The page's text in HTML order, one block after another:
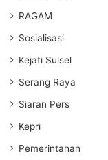
RAGAM
Sosialisasi
Kejati Sulsel
Serang Raya
Siaran Pers
Kepri
Pemerintahan